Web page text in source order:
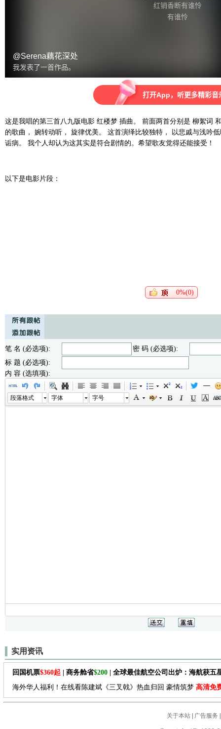
这是我唱的第三首八九版电影 红楼梦 插曲。 前面两首分别是 柳絮词
的歌曲， 婉转动听， 旋律优美。 这首演绎比较独特， 以悲戚与浅吟
诟病。 我个人却认为这其实是符合剧情的。希望歌友觉得还能接受！
以下是电影片段：
0%(0)
笔 名 (必选项):
密 码 (必选项):
标 题 (必选项):
内 容 (选填项):
段落格式 字体 字号
实用资讯
回国机票$360起 | 商务舱省$200 | 全球最佳航空公司出炉：海航获五
海外华人福利！在线看陈建斌《三叉戟》热血归回 豪情筑梦 高清免
关于本站| 广告服务